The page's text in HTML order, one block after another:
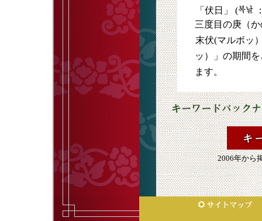
「伏日」 (
三度目の庚（
末伏(マルボッ
ッ）」の期間
ます。
2006年から